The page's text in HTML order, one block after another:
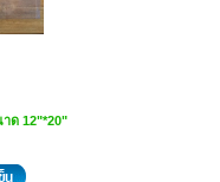
ด 12"*20"